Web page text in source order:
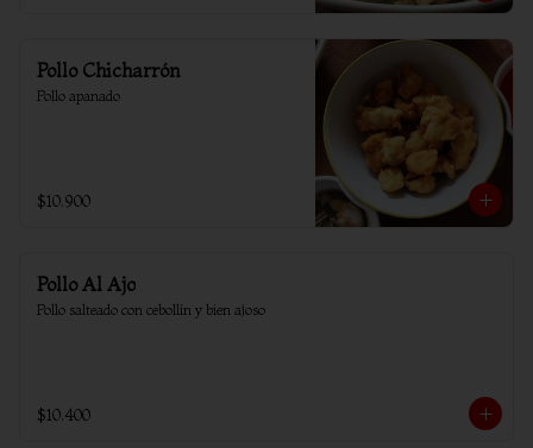
Pollo Chicharrón
Pollo apanado
$10.900
Pollo Al Ajo
Pollo salteado con cebollín y bien ajoso
$10.400